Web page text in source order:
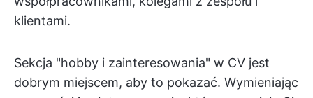
klientami.
Sekcja "hobby i zainteresowania" w CV jest
dobrym miejscem, aby to pokazać. Wymieniając